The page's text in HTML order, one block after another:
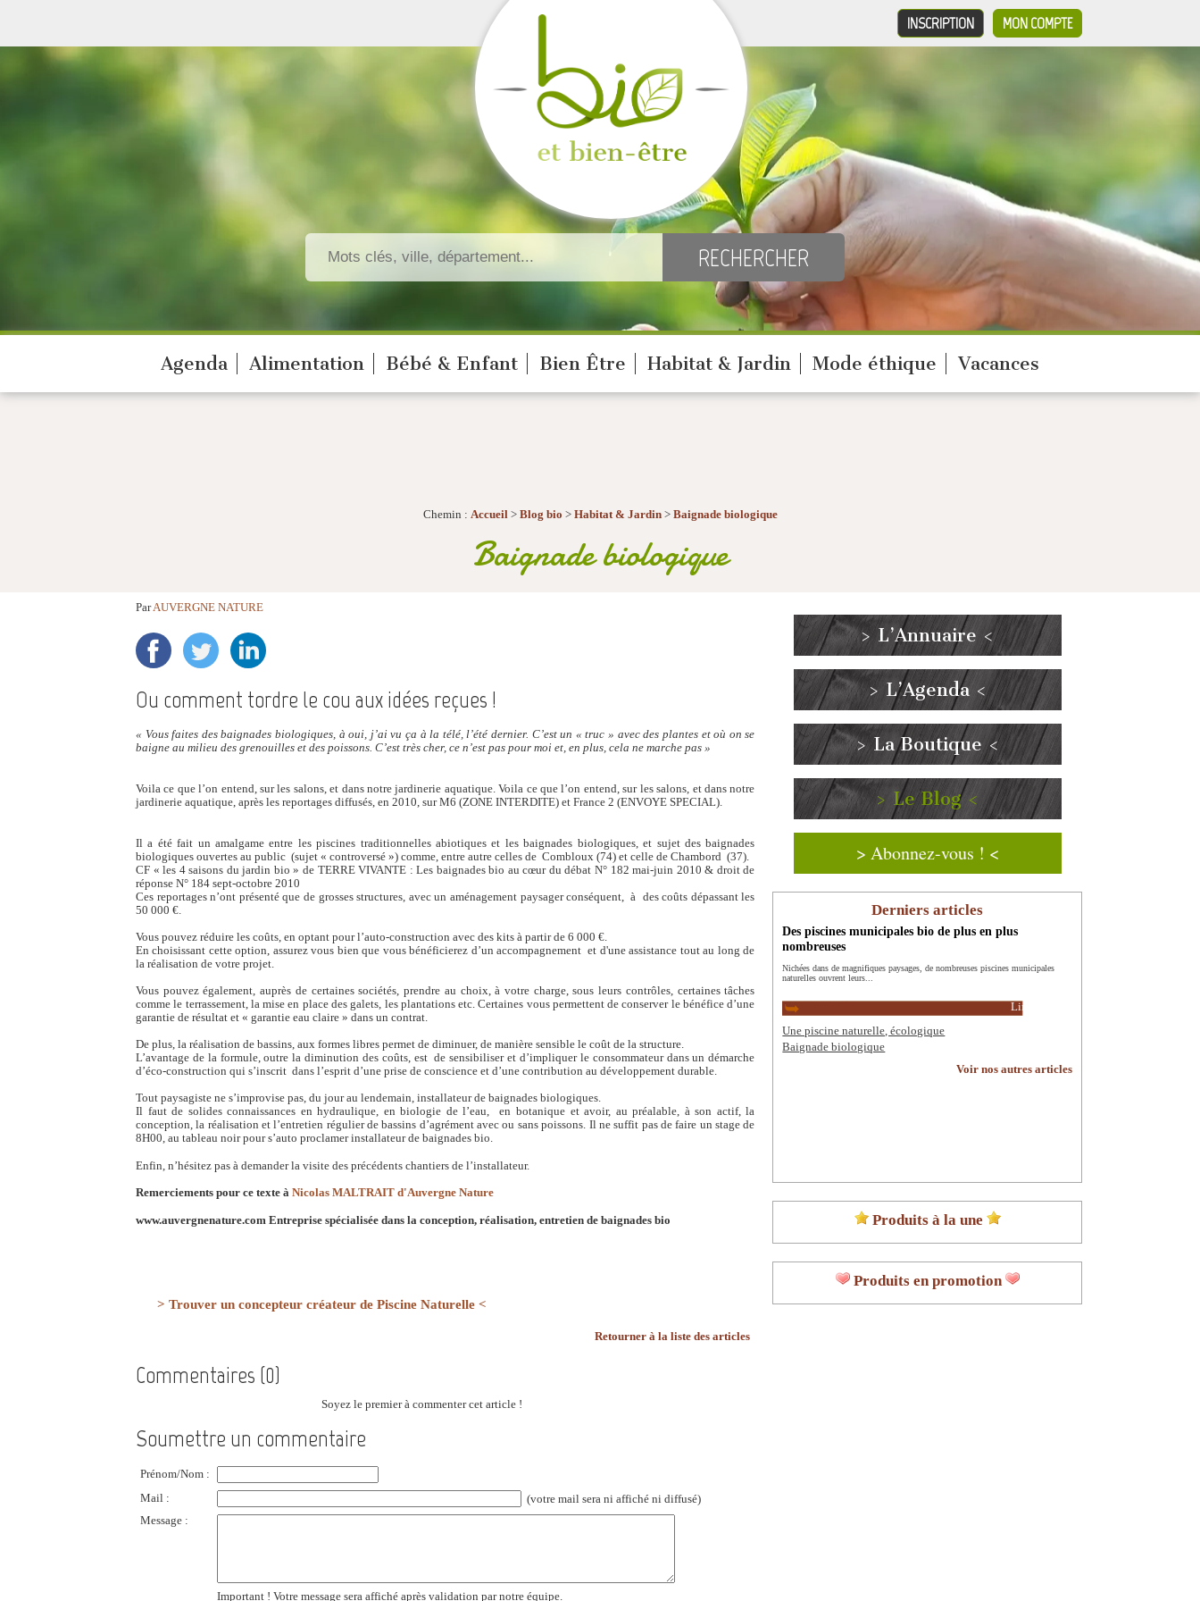
MON COMPTE
INSCRIPTION
Agenda Alimentation Bébé & Enfant Bien Être Habitat & Jardin Mode éthique Vacances
Chemin : Accueil> Blog bio > Habitat & Jardin> Baignade biologique
Baignade biologique
ParAUVERGNE NATURE
Ou comment tordre le cou aux idées reçues !
« Vous faites des baignades biologiques, à oui, j’ai vu ça à la télé, l’été dernier. C’est un « truc » avec des plantes et où on se
baigne au milieu des grenouilles et des poissons. C’est très cher, ce n’est pas pour moi et, en plus, cela ne marche pas »
Voila ce que l’on entend, sur les salons, et dans notre jardinerie aquatique. Voila ce que l’on entend, sur les salons, et dans notre
jardinerie aquatique, après les reportages diffusés, en 2010, sur M6 (ZONE INTERDITE) et France 2 (ENVOYE SPECIAL).
Il a été fait un amalgame entre les piscines traditionnelles abiotiques et les baignades biologiques, et sujet des baignades
biologiques ouvertes au public (sujet « controversé ») comme, entre autre celles de Combloux (74) et celle de Chambord (37).
CF « les 4 saisons du jardin bio » de TERRE VIVANTE : Les baignades bio au cœur du débat N° 182 mai-juin 2010 & droit de
réponse N° 184 sept-octobre 2010
Ces reportages n’ont présenté que de grosses structures, avec un aménagement paysager conséquent, à des coûts dépassant les
50 000 €.
Vous pouvez réduire les coûts, en optant pour l’auto-construction avec des kits à partir de 6 000 €.
En choisissant cette option, assurez vous bien que vous bénéficierez d’un accompagnement et d'une assistance tout au long de
la réalisation de votre projet.
Vous pouvez également, auprès de certaines sociétés, prendre au choix, à votre charge, sous leurs contrôles, certaines tâches
comme le terrassement, la mise en place des galets, les plantations etc. Certaines vous permettent de conserver le bénéfice d’une
garantie de résultat et « garantie eau claire » dans un contrat.
De plus, la réalisation de bassins, aux formes libres permet de diminuer, de manière sensible le coût de la structure.
L’avantage de la formule, outre la diminution des coûts, est de sensibiliser et d’impliquer le consommateur dans un démarche
d’éco-construction qui s’inscrit dans l’esprit d’une prise de conscience et d’une contribution au développement durable.
Tout paysagiste ne s’improvise pas, du jour au lendemain, installateur de baignades biologiques.
Il faut de solides connaissances en hydraulique, en biologie de l’eau, en botanique et avoir, au préalable, à son actif, la
conception, la réalisation et l’entretien régulier de bassins d’agrément avec ou sans poissons. Il ne suffit pas de faire un stage de
8H00, au tableau noir pour s’auto proclamer installateur de baignades bio.
Enfin, n’hésitez pas à demander la visite des précédents chantiers de l’installateur.
Remerciements pour ce texte à Nicolas MALTRAIT d'Auvergne Nature
www.auvergnenature.com Entreprise spécialisée dans la conception, réalisation, entretien de baignades bio
> Trouver un concepteur créateur de Piscine Naturelle <
Retourner à la liste des articles
Commentaires (0)
Soyez le premier à commenter cet article !
Soumettre un commentaire
Prénom/Nom :
Mail :
(votre mail sera ni affiché ni diffusé)
Message :
Important ! Votre message sera affiché après validation par notre équipe.
> L’Annuaire <
> L’Agenda <
> La Boutique <
> Le Blog <
> Abonnez-vous ! <
Derniers articles
Des piscines municipales bio de plus en plus
nombreuses
Nichées dans de magnifiques paysages, de nombreuses piscines municipales
naturelles ouvrent leurs...
Lire la suite
Une piscine naturelle, écologique
Baignade biologique
Voir nos autres articles
Produits à la une
Produits en promotion